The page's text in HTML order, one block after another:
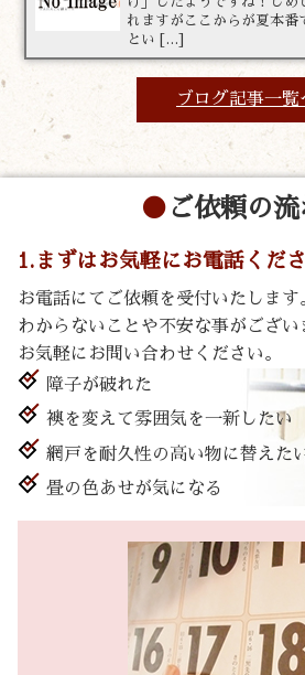
れますがここからが夏本番
とい […]
ブログ記事一覧
ご依頼の流
1.まずはお気軽にお電話くだ
お電話にてご依頼を受付いたします
わからないことや不安な事がござい
お気軽にお問い合わせください。
障子が破れた
襖を変えて雰囲気を一新したい
網戸を耐久性の高い物に替えた
畳の色あせが気になる